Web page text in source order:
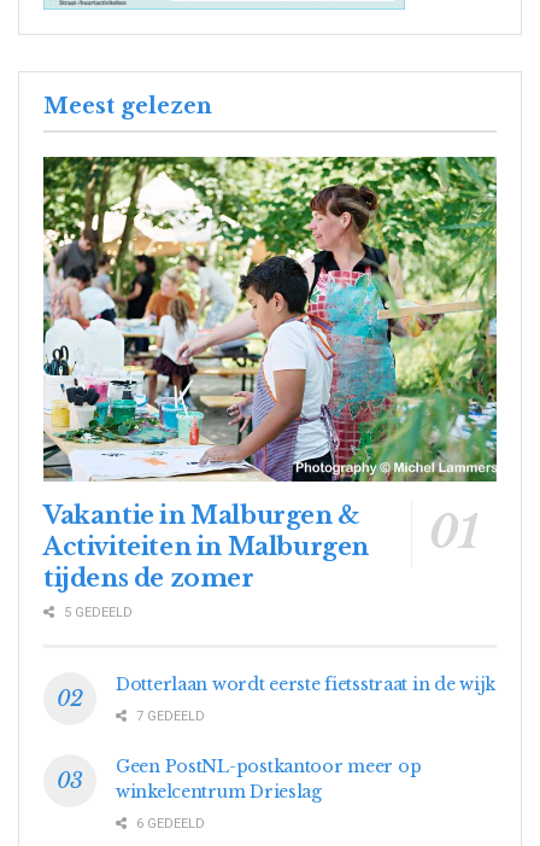
Meest gelezen
Vakantie in Malburgen &
Activiteiten in Malburgen
tijdens de zomer
5 GEDEELD
Dotterlaan wordt eerste fietsstraat in de wijk
7 GEDEELD
Geen PostNL-postkantoor meer op
winkelcentrum Drieslag
6 GEDEELD